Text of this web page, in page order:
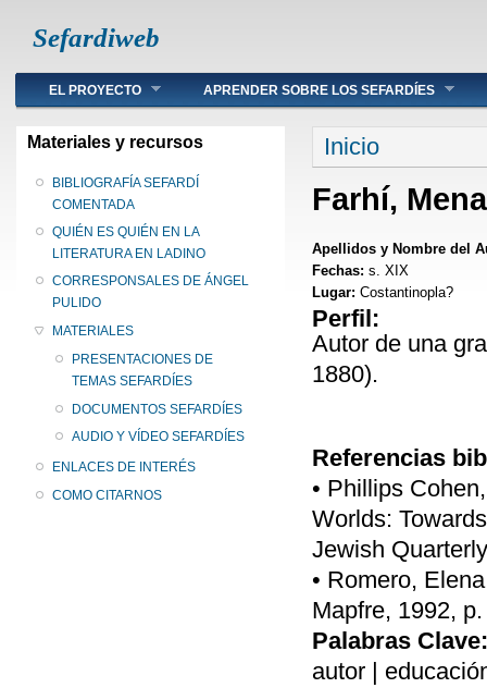
Sefardiweb
Main menu
EL PROYECTO APRENDER SOBRE LOS SEFARDÍES
Materiales y recursos
BIBLIOGRAFÍA SEFARDÍ
COMENTADA
QUIÉN ES QUIÉN EN LA
LITERATURA EN LADINO
CORRESPONSALES DE ÁNGEL
PULIDO
MATERIALES
PRESENTACIONES DE
TEMAS SEFARDÍES
DOCUMENTOS SEFARDÍES
AUDIO Y VÍDEO SEFARDÍES
ENLACES DE INTERÉS
COMO CITARNOS
Se encuentra
Inicio
Farhí,
Apellidos y Nombre del
Fechas: s. XIX
Lugar: Costantinopla?
Perfil:
Autor de una
1880).
Referencias
• Phillips
Worlds:
Jewish
• Romero,
Mapfre, 1992,
Palabras Clave:
autor |